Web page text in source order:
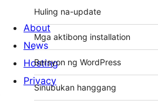
Huling na-update
Mga aktibong installation
Bersyon ng WordPress
Sinubukan hanggang
About
News
Hosting
Privacy